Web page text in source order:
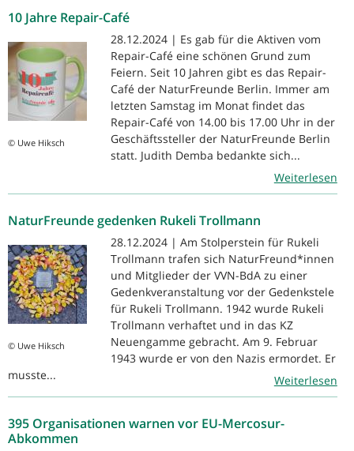
10 Jahre Repair-Café
© Uwe Hiksch
28.12.2024 | Es gab für die Aktiven vom
Repair-Café eine schönen Grund zum
Feiern. Seit 10 Jahren gibt es das Repair-
Café der NaturFreunde Berlin. Immer am
letzten Samstag im Monat findet das
Repair-Café von 14.00 bis 17.00 Uhr in der
Geschäftssteller der NaturFreunde Berlin
statt. Judith Demba bedankte sich...
Weiterlesen
NaturFreunde gedenken Rukeli Trollmann
© Uwe Hiksch
28.12.2024 | Am Stolperstein für Rukeli
Trollmann trafen sich NaturFreund*innen
und Mitglieder der VVN-BdA zu einer
Gedenkveranstaltung vor der Gedenkstele
für Rukeli Trollmann. 1942 wurde Rukeli
Trollmann verhaftet und in das KZ
Neuengamme gebracht. Am 9. Februar
1943 wurde er von den Nazis ermordet. Er
musste...
Weiterlesen
395 Organisationen warnen vor EU-Mercosur-
Abkommen